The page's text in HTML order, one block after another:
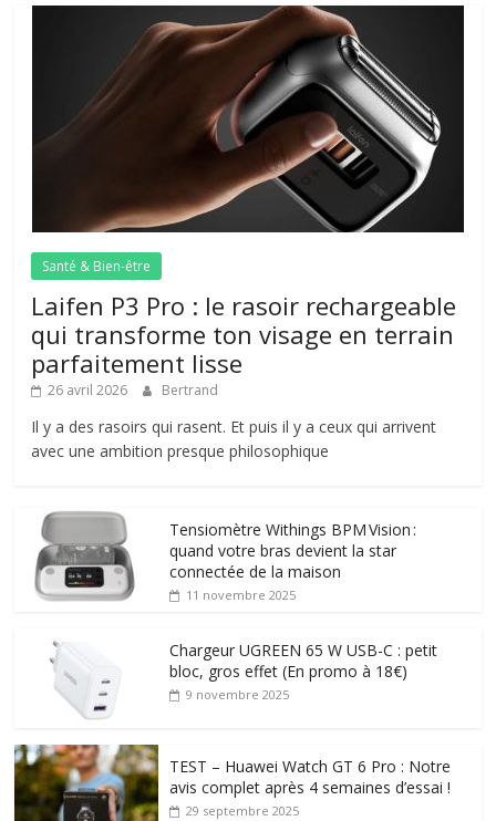
Santé & Bien-être
Laifen P3 Pro : le rasoir rechargeable
qui transforme ton visage en terrain
parfaitement lisse
26 avril 2026 Bertrand
Il y a des rasoirs qui rasent. Et puis il y a ceux qui arrivent
avec une ambition presque philosophique
Tensiomètre Withings BPM Vision :
quand votre bras devient la star
connectée de la maison
11 novembre 2025
Chargeur UGREEN 65 W USB-C : petit
bloc, gros effet (En promo à 18€)
9 novembre 2025
TEST – Huawei Watch GT 6 Pro : Notre
avis complet après 4 semaines d’essai !
29 septembre 2025